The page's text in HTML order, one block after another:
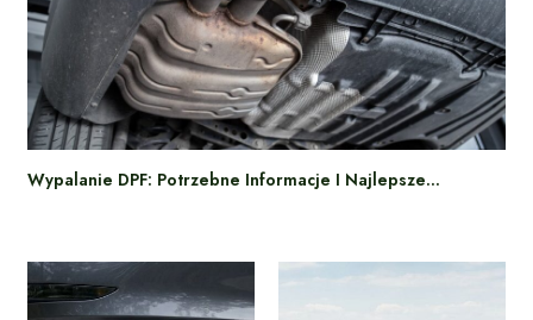
Wypalanie DPF: Potrzebne Informacje I Najlepsze…